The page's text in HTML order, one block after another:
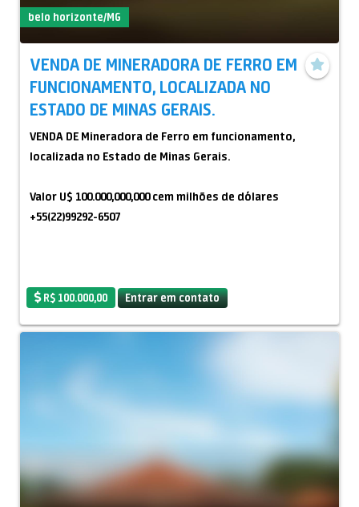
?? Atenção:
Negociação somente dentro das condições
apresentadas. Pagamento inicial de 30% obrigatório na
assinatura do contrato.
?? Disponibilidade
Preço do Euro no dia 25/08/2025 - R$ 6,31
belo horizonte/MG
VENDA DE MINERADORA DE FERRO EM
FUNCIONAMENTO, LOCALIZADA NO
ESTADO DE MINAS GERAIS.
VENDA DE Mineradora de Ferro em funcionamento,
localizada no Estado de Minas Gerais.
Valor U$ 100.000,000,000 cem milhões de dólares
+55(22)99292-6507
R$ 100.000,00 Entrar em contato